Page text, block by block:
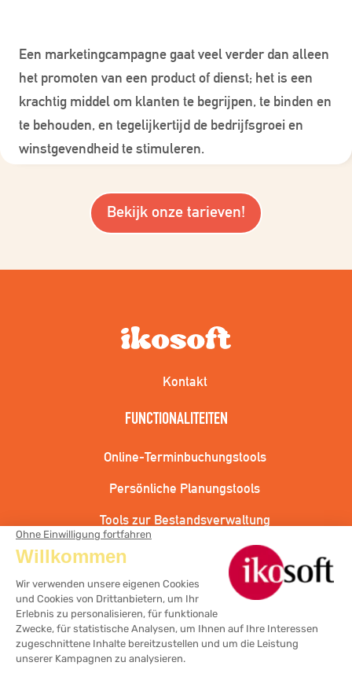
Een marketingcampagne gaat veel verder dan alleen
het promoten van een product of dienst; het is een
krachtig middel om klanten te begrijpen, te binden en
te behouden, en tegelijkertijd de bedrijfsgroei en
winstgevendheid te stimuleren.
Bekijk onze tarieven!
Kontakt
FUNCTIONALITEITEN
Online-Terminbuchungstools
Persönliche Planungstools
Tools zur Bestandsverwaltung
MERLIJN SOFTWARE
ERP Buchhaltungssoftware
CRM Software
Friseurkassenlösung